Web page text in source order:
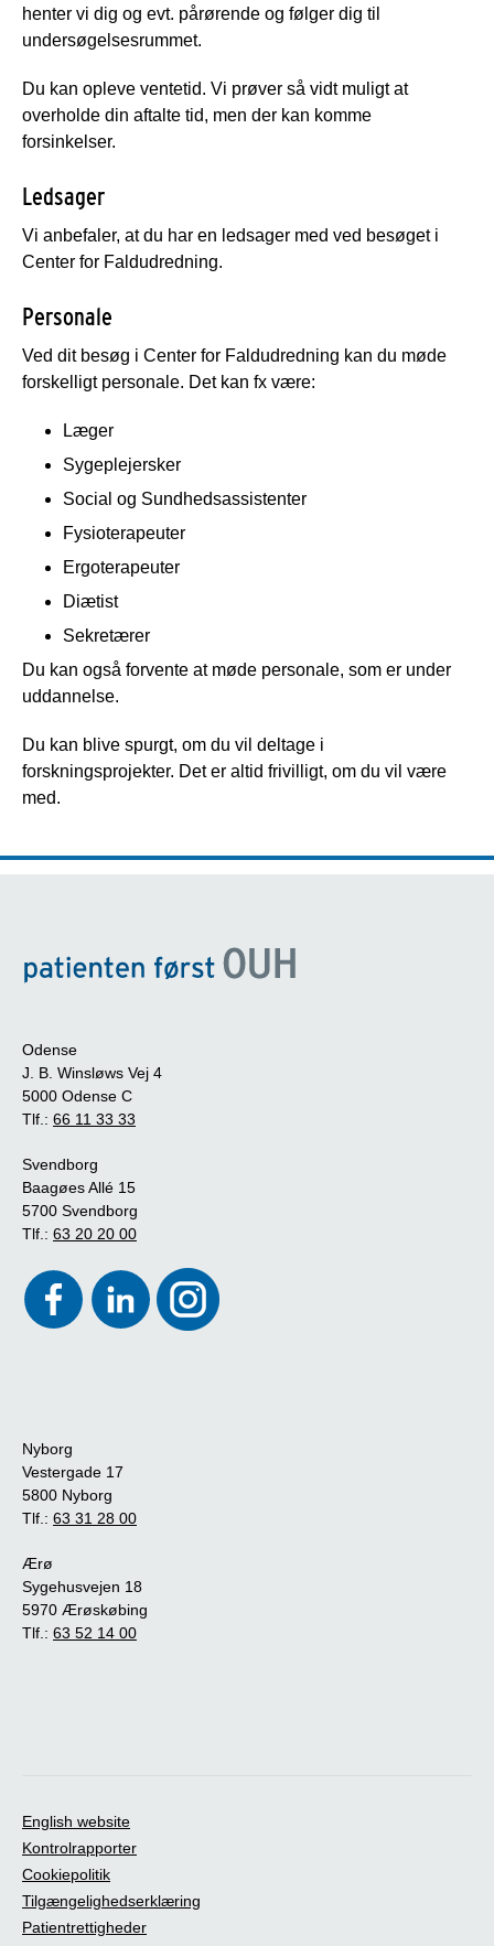
henter vi dig og evt. pårørende og følger dig til
undersøgelsesrummet.
Du kan opleve ventetid. Vi prøver så vidt muligt at
overholde din aftalte tid, men der kan komme
forsinkelser.
Ledsager
Vi anbefaler, at du har en ledsager med ved besøget i
Center for Faldudredning.
Personale
Ved dit besøg i Center for Faldudredning kan du møde
forskelligt personale. Det kan fx være:
Læger
Sygeplejersker
Social og Sundhedsassistenter
Fysioterapeuter
Ergoterapeuter
Diætist
Sekretærer
Du kan også forvente at møde personale, som er under
uddannelse.
Du kan blive spurgt, om du vil deltage i
forskningsprojekter. Det er altid frivilligt, om du vil være
med.
Odense
J. B. Winsløws Vej 4
5000 Odense C
Tlf.: 66 11 33 33
Svendborg
Baagøes Allé 15
5700 Svendborg
Tlf.: 63 20 20 00
Nyborg
Vestergade 17
5800 Nyborg
Tlf.: 63 31 28 00
Ærø
Sygehusvejen 18
5970 Ærøskøbing
Tlf.: 63 52 14 00
English website
Kontrolrapporter
Cookiepolitik
Tilgængelighedserklæring
Patientrettigheder